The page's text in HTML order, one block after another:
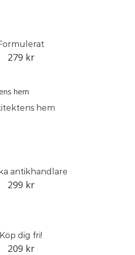
279 kr
hem
antikhandlare
299 kr
Köp dig fri!
209 kr